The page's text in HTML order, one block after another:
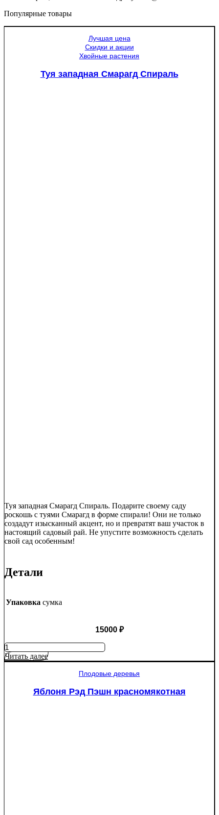
Популярные товары
Лучшая цена
Скидки и акции
Хвойные растения
Туя западная Смарагд Спираль
Туя западная Смарагд Спираль. Подарите своему саду
роскошь с туями Смарагд в форме спирали! Они не только
создадут изысканный акцент, но и превратят ваш участок в
настоящий садовый рай. Не упустите возможность сделать
свой сад особенным!
Детали
Упаковка сумка
15000 ₽
Количество
товара
Туя
Читать далее
Плодовые деревья
Яблоня Рэд Пэшн красномякотная